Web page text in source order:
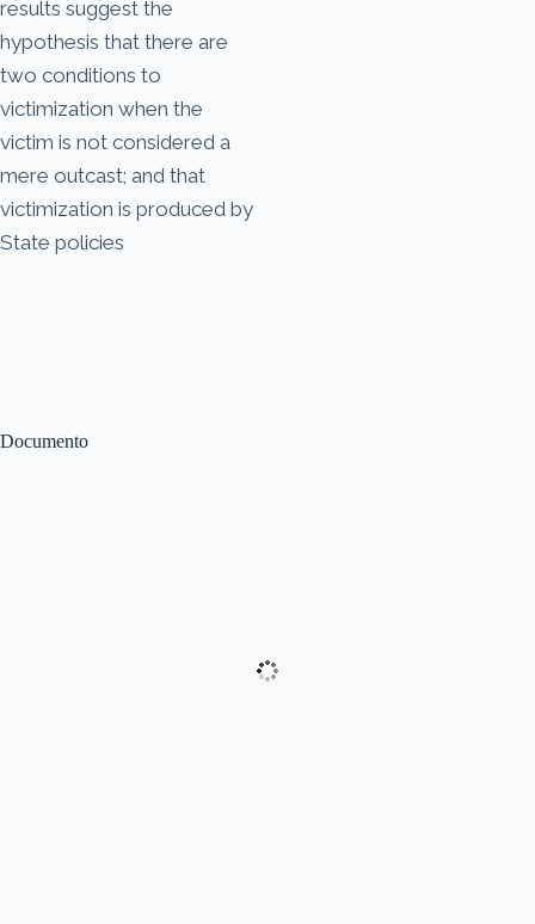
Documento
results suggest the
hypothesis that there are
two conditions to
victimization when the
victim is not considered a
mere outcast; and that
victimization is produced by
State policies